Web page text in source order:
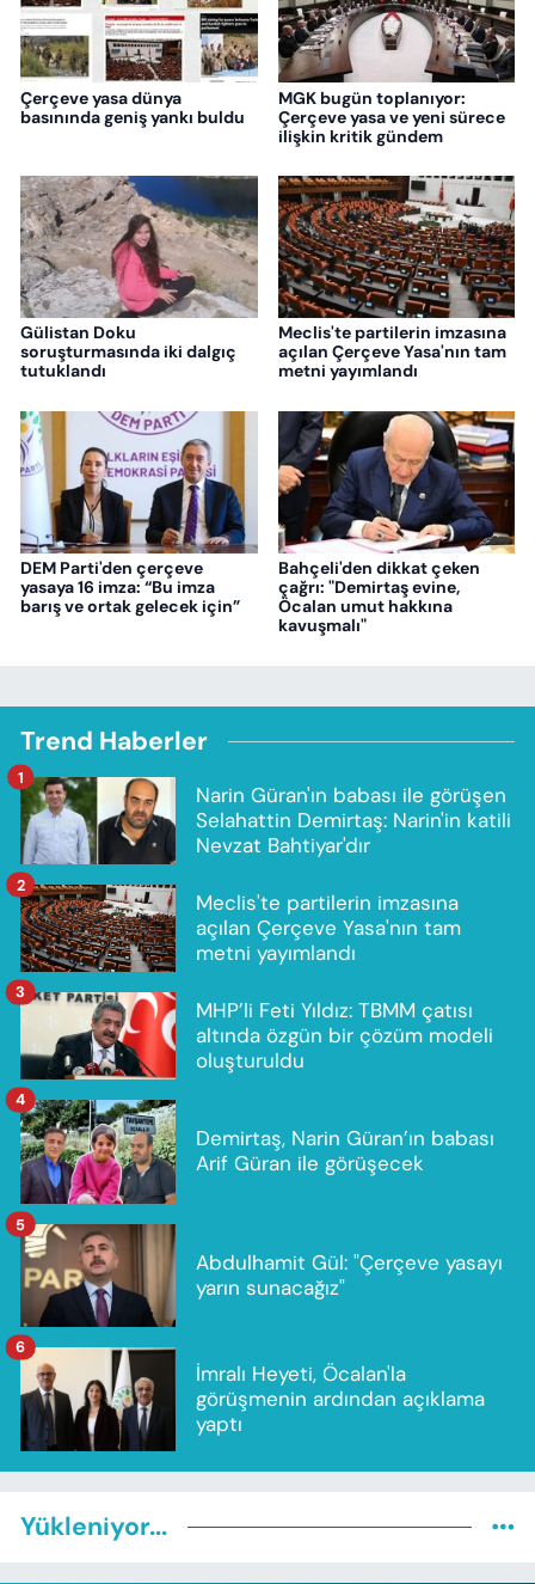
Çerçeve yasa dünya
basınında geniş yankı buldu
MGK bugün toplanıyor:
Çerçeve yasa ve yeni sürece
ilişkin kritik gündem
Gülistan Doku
soruşturmasında iki dalgıç
tutuklandı
Meclis'te partilerin imzasına
açılan Çerçeve Yasa'nın tam
metni yayımlandı
DEM Parti'den çerçeve
yasaya 16 imza: “Bu imza
barış ve ortak gelecek için”
Bahçeli'den dikkat çeken
çağrı: "Demirtaş evine,
Öcalan umut hakkına
kavuşmalı"
Trend Haberler
Narin Güran'ın babası ile görüşen
Selahattin Demirtaş: Narin'in katili
Nevzat Bahtiyar'dır
1
Meclis'te partilerin imzasına
açılan Çerçeve Yasa'nın tam
metni yayımlandı
2
MHP’li Feti Yıldız: TBMM çatısı
altında özgün bir çözüm modeli
oluşturuldu
3
Demirtaş, Narin Güran’ın babası
Arif Güran ile görüşecek
4
Abdulhamit Gül: "Çerçeve yasayı
yarın sunacağız"
5
İmralı Heyeti, Öcalan'la
görüşmenin ardından açıklama
yaptı
6
Yükleniyor...